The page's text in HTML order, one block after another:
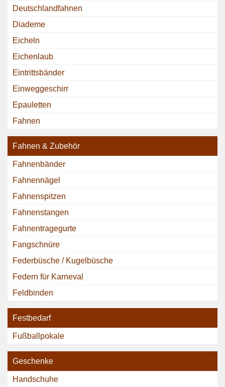
Deutschlandfahnen
Diademe
Eicheln
Eichenlaub
Eintrittsbänder
Einweggeschirr
Epauletten
Fahnen
Fahnen & Zubehör
Fahnenbänder
Fahnennägel
Fahnenspitzen
Fahnenstangen
Fahnentragegurte
Fangschnüre
Federbüsche / Kugelbüsche
Federn für Karneval
Feldbinden
Festbedarf
Fußballpokale
Geschenke
Handschuhe